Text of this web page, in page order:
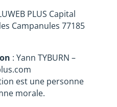
PLUS Capital
Campanules 77185
: Yann TYBURN –
est une personne
morale.